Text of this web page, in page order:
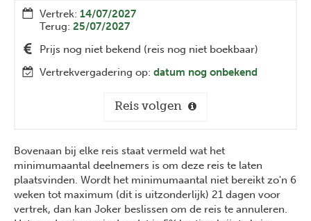
Vertrek: 14/07/2027
Terug: 25/07/2027
Prijs nog niet bekend (reis nog niet boekbaar)
Vertrekvergadering op: datum nog onbekend
Reis volgen
Bovenaan bij elke reis staat vermeld wat het
minimumaantal deelnemers is om deze reis te laten
plaatsvinden. Wordt het minimumaantal niet bereikt zo'n 6
weken tot maximum (dit is uitzonderlijk) 21 dagen voor
vertrek, dan kan Joker beslissen om de reis te annuleren.